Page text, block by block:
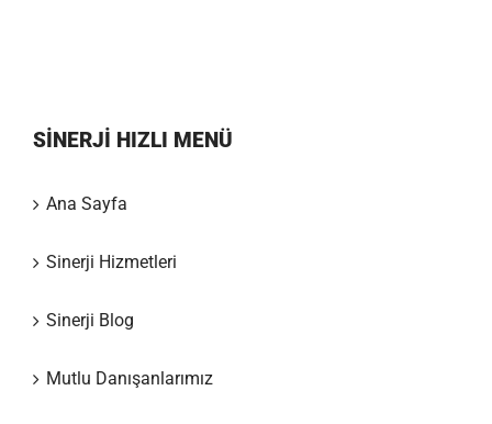
SİNERJİ HIZLI MENÜ
Ana Sayfa
Sinerji Hizmetleri
Sinerji Blog
Mutlu Danışanlarımız